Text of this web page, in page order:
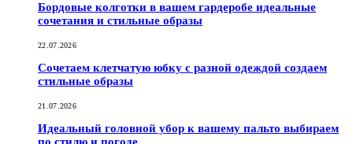
Бордовые колготки в вашем гардеробе идеальные
сочетания и стильные образы
22.07.2026
Сочетаем клетчатую юбку с разной одеждой создаем
стильные образы
21.07.2026
Идеальный головной убор к вашему пальто выбираем
по стилю и погоде